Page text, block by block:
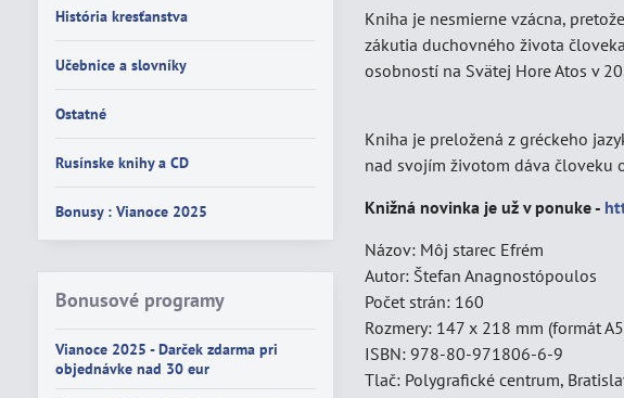
Kniha je nesmierne vzácna,
zákutia duchovného života
osobností na Svätej Hore Atos v
Kniha je preložená z gréckeho
nad svojím životom dáva človeku
Knižná novinka je už v ponuke -
Názov: Môj starec Efrém
Autor: Štefan Anagnostópoulos
Počet strán: 160
Rozmery: 147 x 218 mm (formát
ISBN: 978-80-971806-6-9
Tlač: Polygrafické centrum,
História kresťanstva
Učebnice a slovníky
Ostatné
Rusínske knihy a CD
Bonusy : Vianoce 2025
Bonusové programy
Vianoce 2025 - Darček zdarma pri
objednávke nad 30 eur